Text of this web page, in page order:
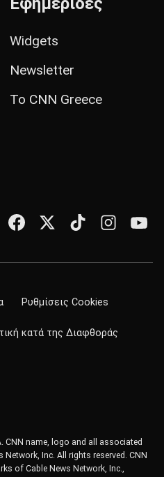
Widgets
Newsletter
Το CNN Greece
Ρυθμίσεις Cookies
κατά της Διαφθοράς
CNN name, logo and all associated
Inc. All rights reserved. CNN
of Cable News Network, Inc.,